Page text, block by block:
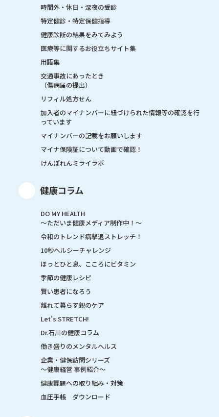
時間外・休日・深夜の受診
特定健診・特定保健指導
健康診断の結果をみてみよう
医療等に関するお役立ちサイト集
用語集
交通事故にあったとき
（傷病届の提出）
リフィル処方せん
加入者のマイナンバーに紐づけられた情報等の確認を行
っています
マイナンバーの記載をお願いします
マイナ保険証について動画で確認！
けんぽれんミライラボ
健康コラム
DO MY HEALTH
～ただいま健康メディア制作中！～
令和のトレンド病撃退ストレッチ！
10秒ヘルシーチャレンジ
ほっとひと息、こころにビタミン
季節の健康レシピ
賢い患者になろう
離れて暮らす親のケア
Let's STRETCH!
Dr.石川の健康コラム
働き盛りのメンタルヘルス
企業・健保訪問シリーズ
～健康経営 事例紹介～
健康課題への取り組み・対策
血圧手帳 ダウンロード